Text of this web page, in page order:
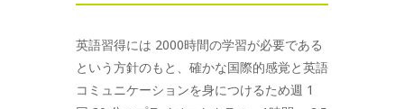
英語習得には 2000時間の学習が必要である
という方針のもと、確かな国際的感覚と英語
コミュニケーションを身につけるため週 1